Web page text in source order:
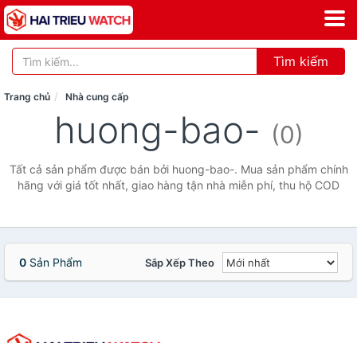
Tìm kiếm
Trang chủ Nhà cung cấp
huong-bao- (0)
Tất cả sản phẩm được bán bởi huong-bao-. Mua sản phẩm chính
hãng với giá tốt nhất, giao hàng tận nhà miễn phí, thu hộ COD
0 Sản Phẩm Sắp Xếp Theo